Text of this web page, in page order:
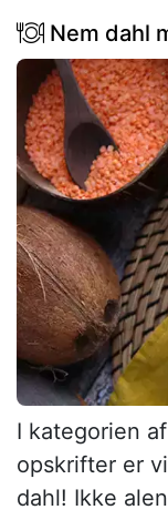
Nem dahl
I kategorien
opskrifter er
dahl! Ikke